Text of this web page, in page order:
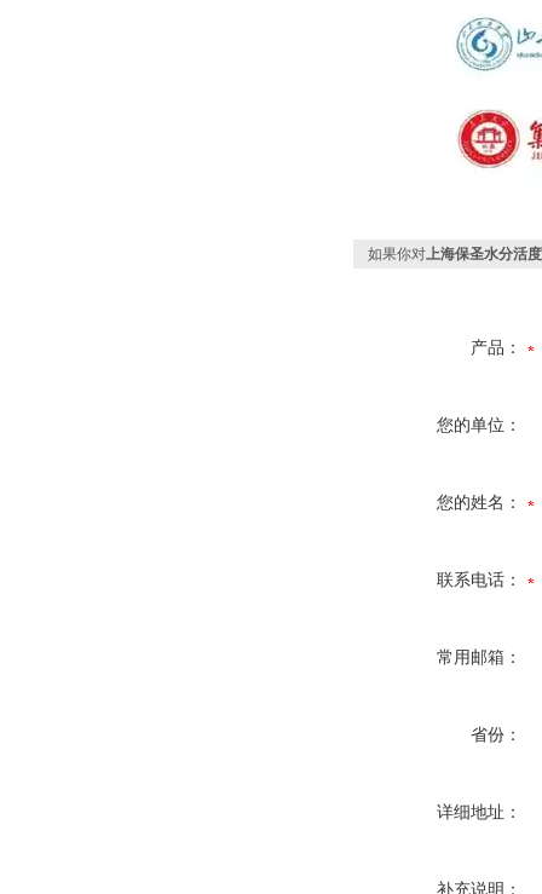
如果你对上海保圣水分活
产品：
您的单位：
您的姓名：
联系电话：
常用邮箱：
省份：
详细地址：
补充说明：